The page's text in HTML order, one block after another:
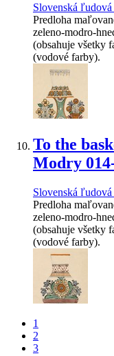
Slovenská ľudová
Predloha
zeleno-modro-
(obsahuje všetky
(vodové farby).
To the
Modry
Slovenská ľudová
Predloha
zeleno-modro-
(obsahuje všetky
(vodové farby).
1
2
3